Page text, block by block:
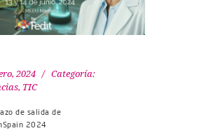
2024
Categoría:
, TIC
de salida de
2024